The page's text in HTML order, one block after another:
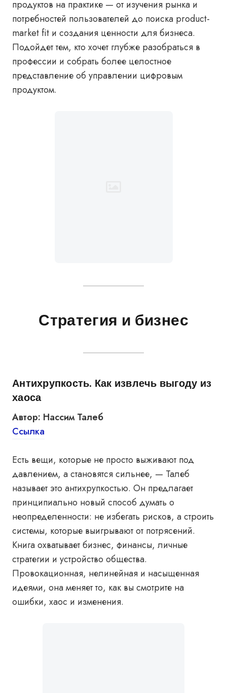
продуктов на практике — от изучения рынка и
потребностей пользователей до поиска product-
market fit и создания ценности для бизнеса.
Подойдет тем, кто хочет глубже разобраться в
профессии и собрать более целостное
представление об управлении цифровым
продуктом.
Стратегия и бизнес
Антихрупкость. Как извлечь выгоду из
хаоса
Автор: Нассим Талеб
Ссылка
Есть вещи, которые не просто выживают под
давлением, а становятся сильнее, — Талеб
называет это антихрупкостью. Он предлагает
принципиально новый способ думать о
неопределенности: не избегать рисков, а строить
системы, которые выигрывают от потрясений.
Книга охватывает бизнес, финансы, личные
стратегии и устройство общества.
Провокационная, нелинейная и насыщенная
идеями, она меняет то, как вы смотрите на
ошибки, хаос и изменения.